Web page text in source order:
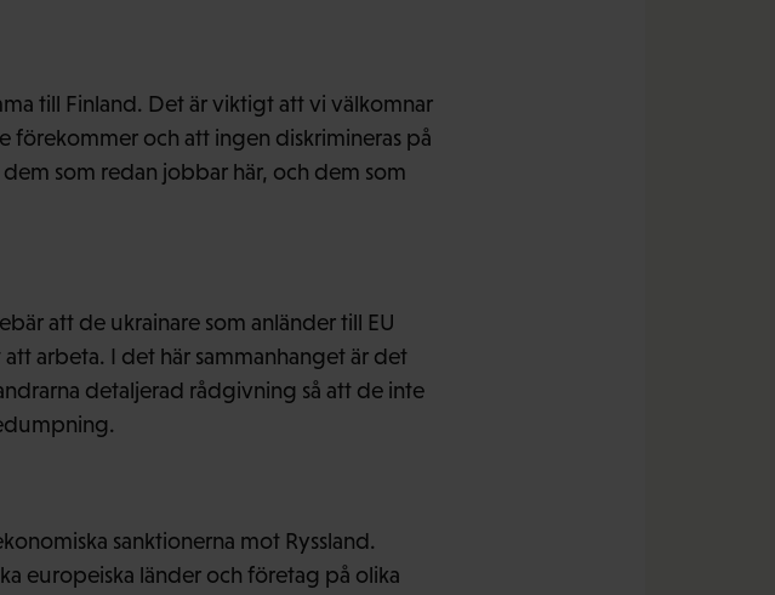
till Finland. Det är viktigt att vi välkomnar
förekommer och att ingen diskrimineras på
som redan jobbar här, och dem som
att de ukrainare som anländer till EU
arbeta. I det här sammanhanget är det
detaljerad rådgivning så att de inte
sanktionerna mot Ryssland.
europeiska länder och företag på olika